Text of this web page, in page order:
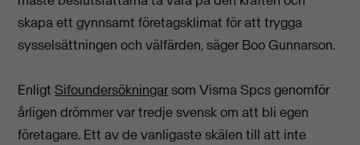
skapa ett gynnsamt företagsklimat för att trygga
sysselsättningen och välfärden, säger Boo Gunnarson.
EnligtSifoundersökningarsom Visma Spcs genomför
årligen drömmer var tredje svensk om att bli egen
företagare. Ett av de vanligaste skälen till att inte